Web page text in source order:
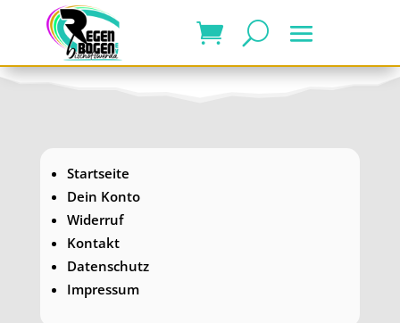
Startseite
Dein Konto
Widerruf
Kontakt
Datenschutz
Impressum